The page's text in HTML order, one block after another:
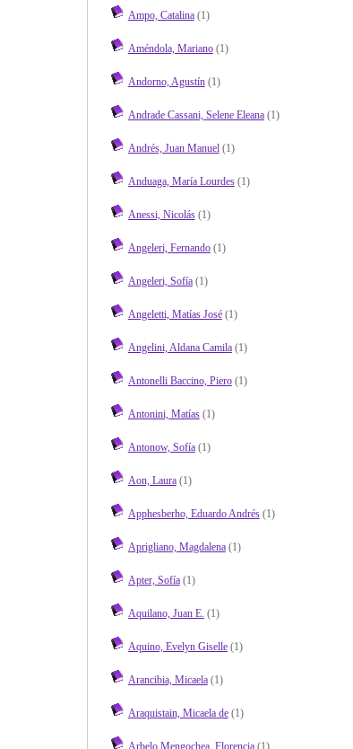
Ampo, Catalina(1)
Améndola, Mariano(1)
Andorno, Agustín(1)
Andrade Cassani, Selene Eleana(1)
Andrés, Juan Manuel(1)
Anduaga, María Lourdes(1)
Anessi, Nicolás(1)
Angeleri, Fernando(1)
Angeleri, Sofía(1)
Angeletti, Matías José(1)
Angelini, Aldana Camila(1)
Antonelli Baccino, Piero(1)
Antonini, Matías(1)
Antonow, Sofía(1)
Aon, Laura(1)
Apphesberho, Eduardo Andrés(1)
Aprigliano, Magdalena(1)
Apter, Sofía(1)
Aquilano, Juan E. (1)
Aquino, Evelyn Giselle(1)
Arancibia, Micaela(1)
Araquistain, Micaela de(1)
Arbelo Mengochea, Florencia(1)